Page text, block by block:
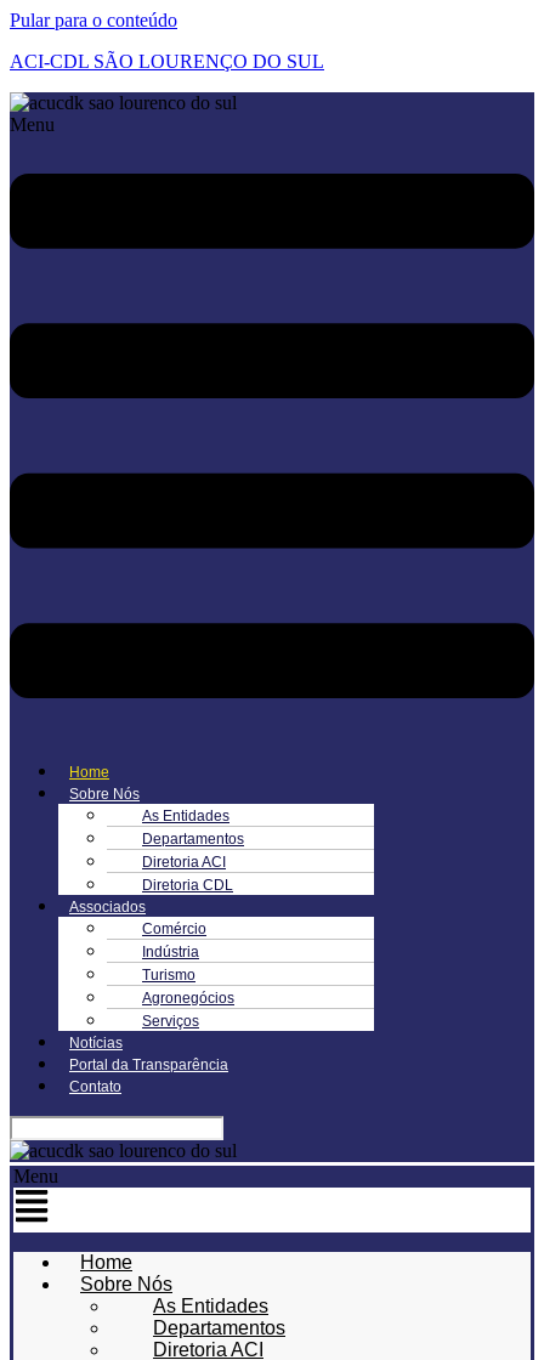
Pular para o conteúdo
ACI-CDL SÃO LOURENÇO DO SUL
Menu
Home
Sobre Nós
As Entidades
Departamentos
Diretoria ACI
Diretoria CDL
Associados
Comércio
Indústria
Turismo
Agronegócios
Serviços
Notícias
Portal da Transparência
Contato
Menu
Home
Sobre Nós
As Entidades
Departamentos
Diretoria ACI